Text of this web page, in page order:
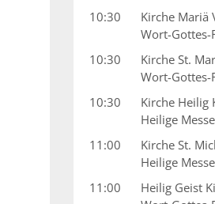
10:30
Kirche Mariä
Wort-Gottes-
10:30
Kirche St.
Wort-Gottes-
10:30
Kirche Heilig
Heilige Messe
11:00
Kirche St.
Heilige Messe
11:00
Heilig Geist